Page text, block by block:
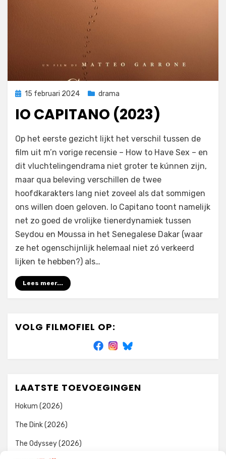
Geplaatst
15 februari 2024 drama
IO CAPITANO (2023)
door Filmofiel.nl
Op het eerste gezicht lijkt het verschil tussen de
film uit m’n vorige recensie – How to Have Sex – en
dit vluchtelingendrama niet groter te kúnnen zijn,
maar qua beleving verschillen de twee
hoofdkarakters lang niet zoveel als dat sommigen
ons willen doen geloven. Io Capitano toont namelijk
net zo goed de vrolijke tienerdynamiek tussen
Seydou en Moussa in het Senegalese Dakar (waar
ze het ogenschijnlijk helemaal niet zó verkeerd
lijken te hebben?) als…
Lees meer...
VOLG FILMOFIEL OP:
LAATSTE TOEVOEGINGEN
Hokum (2026)
The Dink (2026)
The Odyssey (2026)